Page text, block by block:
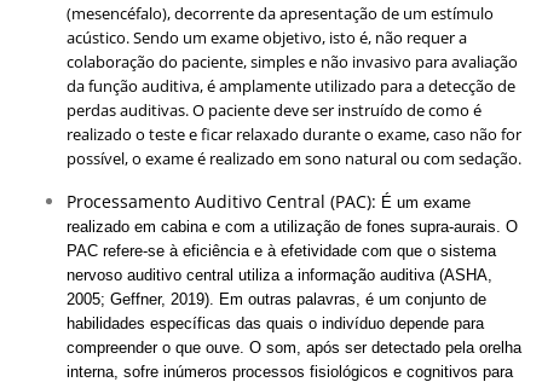
(mesencéfalo), decorrente da apresentação de um estímulo
acústico. Sendo um exame objetivo, isto é, não requer a
colaboração do paciente, simples e não invasivo para avaliação
da função auditiva, é amplamente utilizado para a detecção de
perdas auditivas.O paciente deve ser instruído de como é
realizado o teste e ficar relaxado durante o exame, caso não for
possível, o exame é realizado em sono natural ou com sedação.
Processamento Auditivo Central (PAC): É um exame
realizado em cabina e com a utilização de fones supra-aurais. O
PAC refere-se à eficiência e à efetividade com que o sistema
nervoso auditivo central utiliza a informação auditiva (ASHA,
2005; Geffner, 2019). Em outras palavras, é um conjunto de
habilidades específicas das quais o indivíduo depende para
compreender o que ouve. O som, após ser detectado pela orelha
interna, sofre inúmeros processos fisiológicos e cognitivos para